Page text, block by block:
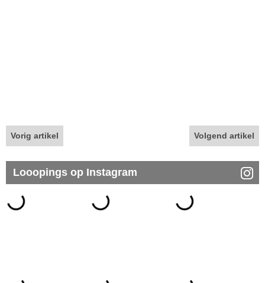
Vorig artikel Volgend artikel
Looopings op Instagram